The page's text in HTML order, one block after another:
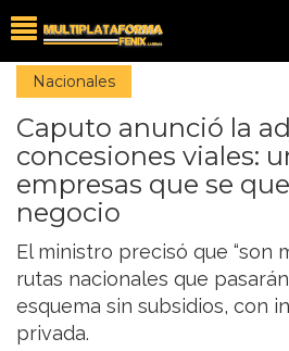
Nacionales
Caputo anunció la
concesiones viales:
empresas que se
negocio
El ministro precisó que “son
rutas nacionales que
esquema sin subsidios, con
privada.